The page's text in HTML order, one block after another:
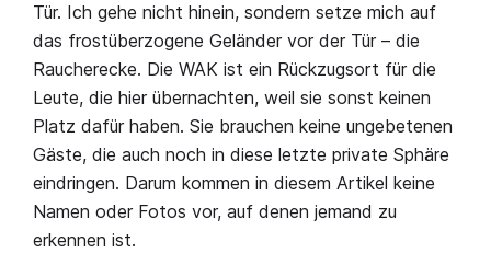
Tür. Ich gehe nicht hinein, sondern setze mich auf
das frostüberzogene Geländer vor der Tür – die
Raucherecke. Die WAK ist ein Rückzugsort für die
Leute, die hier übernachten, weil sie sonst keinen
Platz dafür haben. Sie brauchen keine ungebetenen
Gäste, die auch noch in diese letzte private Sphäre
eindringen. Darum kommen in diesem Artikel keine
Namen oder Fotos vor, auf denen jemand zu
erkennen ist.